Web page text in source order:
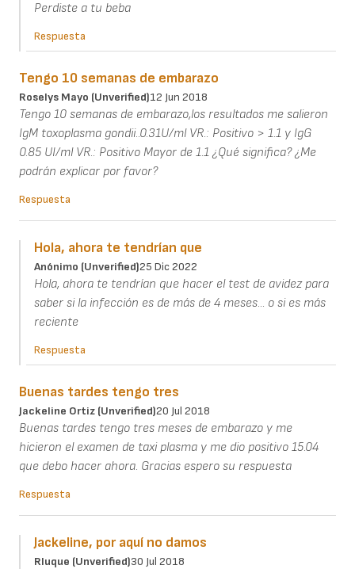
Perdiste a tu beba
Respuesta
Tengo 10 semanas de embarazo
Roselys Mayo (unverified)12 Jun 2018
Tengo 10 semanas de embarazo,los resultados me salieron
IgM toxoplasma gondii..0.31U/ml VR.: Positivo > 1.1 y IgG
0.85 UI/ml VR.: Positivo Mayor de 1.1 ¿Qué significa? ¿Me
podrán explicar por favor?
Respuesta
Hola, ahora te tendrían que
Anónimo (unverified)25 Dic 2022
Hola, ahora te tendrían que hacer el test de avidez para
saber si la infección es de más de 4 meses... o si es más
reciente
Respuesta
Buenas tardes tengo tres
Jackeline Ortiz (unverified)20 Jul 2018
Buenas tardes tengo tres meses de embarazo y me
hicieron el examen de taxi plasma y me dio positivo 15.04
que debo hacer ahora. Gracias espero su respuesta
Respuesta
Jackeline, por aquí no damos
Rluque (unverified)30 Jul 2018